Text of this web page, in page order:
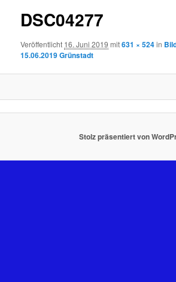
DSC04277
Veröffentlicht 16. Juni 2019 mit631 × 524in
15.06.2019 Grünstadt
Stolz präsentiert von